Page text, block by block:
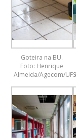
Goteira na BU.
Foto: Henrique
Almeida/Agecom/